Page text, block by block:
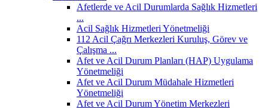
Afetlerde ve Acil Durumlarda Sağlık Hizmetleri
...
Acil Sağlık Hizmetleri Yönetmeliği
112 Acil Çağrı Merkezleri Kuruluş, Görev ve
Çalışma ...
Afet ve Acil Durum Planları (HAP) Uygulama
Yönetmeliği
Afet ve Acil Durum Müdahale Hizmetleri
Yönetmeliği
Afet ve Acil Durum Yönetim Merkezleri